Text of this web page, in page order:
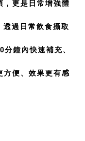
，更是日常增強體
過日常飲食攝取
鐘內快速補充、
便、效果更有感